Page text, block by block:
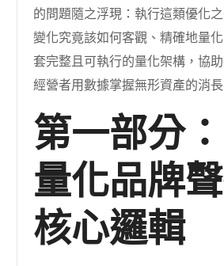
的問題隨之浮現：執行這類優化之
變化究竟該如何客觀、精確地量
套完整且可執行的量化架構，協
經營者用數據掌握無形資產的消長
第一部分
量化品牌
核心邏輯